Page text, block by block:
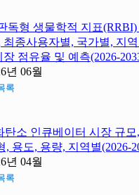
독형 생물학적 지표
최종사용자별, 국가별, 지
점유율 및 예측(2026-
년 06월
록
탄소 인큐베이터 시장 규모
, 용도, 용량, 지역별(2026-
년 04월
록